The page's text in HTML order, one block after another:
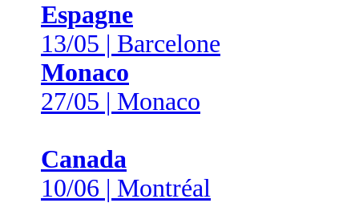
Espagne
13/05 | Barcelone
Monaco
27/05 | Monaco
Canada
10/06 | Montréal